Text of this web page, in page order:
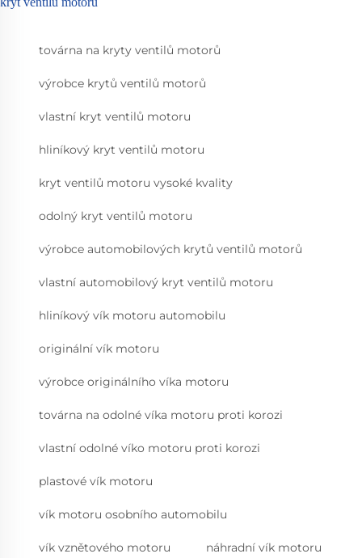
továrna na kryty ventilů motorů
výrobce krytů ventilů motorů
vlastní kryt ventilů motoru
hliníkový kryt ventilů motoru
kryt ventilů motoru vysoké kvality
odolný kryt ventilů motoru
výrobce automobilových krytů ventilů motorů
vlastní automobilový kryt ventilů motoru
hliníkový vík motoru automobilu
originální vík motoru
výrobce originálního víka motoru
továrna na odolné víka motoru proti korozi
vlastní odolné víko motoru proti korozi
plastové vík motoru
vík motoru osobního automobilu
vík vznětového motoru náhradní vík motoru